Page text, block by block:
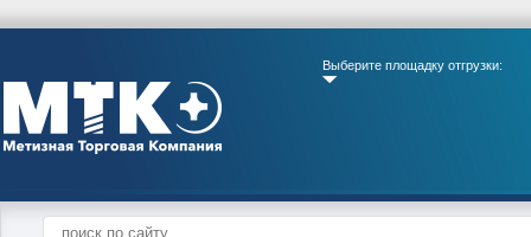
Выберите площадку отгрузки: